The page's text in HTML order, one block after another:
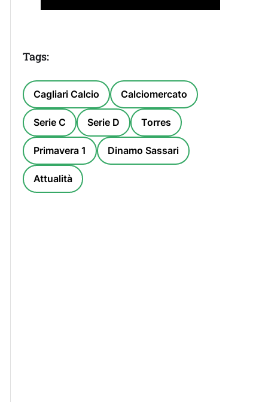
Tags:
Cagliari Calcio Calciomercato
Serie C Serie D Torres
Primavera 1 Dinamo Sassari
Attualità